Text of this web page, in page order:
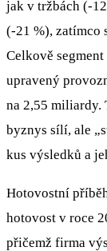
jak v tržbách (-
(-21 %), zatímco
Celkově
upravený
na 2,55
byznys sílí, ale
kus výsledků a
Hotovostní
hotovost v roce
přičemž firma